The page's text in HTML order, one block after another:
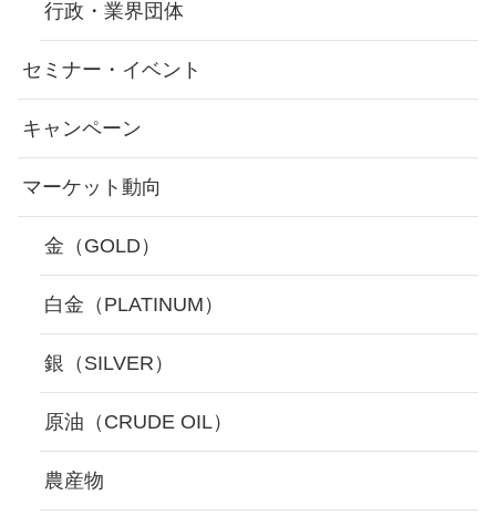
行政・業界団体
セミナー・イベント
キャンペーン
マーケット動向
金（GOLD）
白金（PLATINUM）
銀（SILVER）
原油（CRUDE OIL）
農産物